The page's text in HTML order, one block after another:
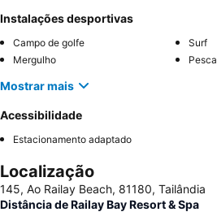
Instalações desportivas
Campo de golfe
Surf
Mergulho
Pesca
Mostrar mais
Acessibilidade
Estacionamento adaptado
Localização
145, Ao Railay Beach, 81180, Tailândia
Distância de Railay Bay Resort & Spa